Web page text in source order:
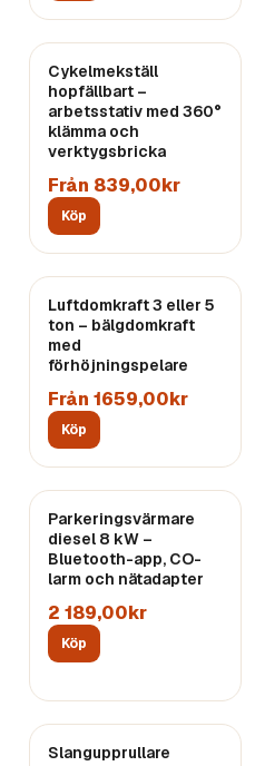
Cykelmekställ
hopfällbart –
arbetsstativ med 360°
klämma och
verktygsbricka
Från 839,00kr
Köp
Luftdomkraft 3 eller 5
ton – bälgdomkraft
med
förhöjningspelare
Från 1659,00kr
Köp
Parkeringsvärmare
diesel 8 kW –
Bluetooth-app, CO-
larm och nätadapter
2 189,00kr
Köp
Slangupprullare